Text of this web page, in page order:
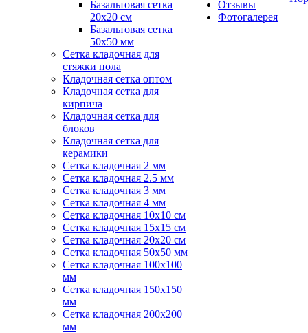
Базальтовая сетка
20x20 см
Базальтовая сетка
50x50 мм
Сетка кладочная для
стяжки пола
Кладочная сетка оптом
Кладочная сетка для
кирпича
Кладочная сетка для
блоков
Кладочная сетка для
керамики
Сетка кладочная 2 мм
Сетка кладочная 2.5 мм
Сетка кладочная 3 мм
Сетка кладочная 4 мм
Сетка кладочная 10x10 см
Сетка кладочная 15x15 см
Сетка кладочная 20x20 см
Сетка кладочная 50x50 мм
Сетка кладочная 100x100
мм
Сетка кладочная 150x150
мм
Сетка кладочная 200x200
мм
Отзывы
Фотогалерея